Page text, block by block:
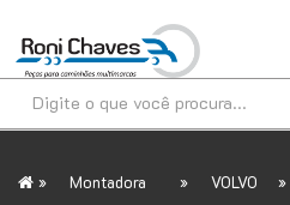
» Montadora » VOLVO »